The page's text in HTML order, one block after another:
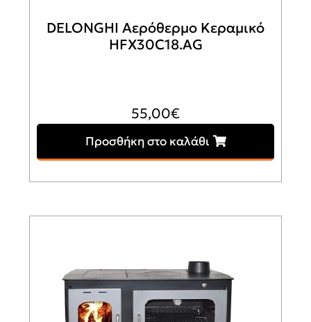
DELONGHI Αερόθερμο Κεραμικό
HFX30C18.AG
55,00€
Προσθήκη στο καλάθι